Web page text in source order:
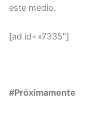
este medio.
[ad id=»7335″]
#Próximamente